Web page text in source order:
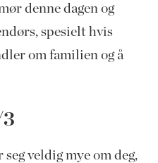
denne dagen og
spesielt hvis
om familien og å
veldig mye om deg,